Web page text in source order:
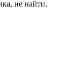
не найти.